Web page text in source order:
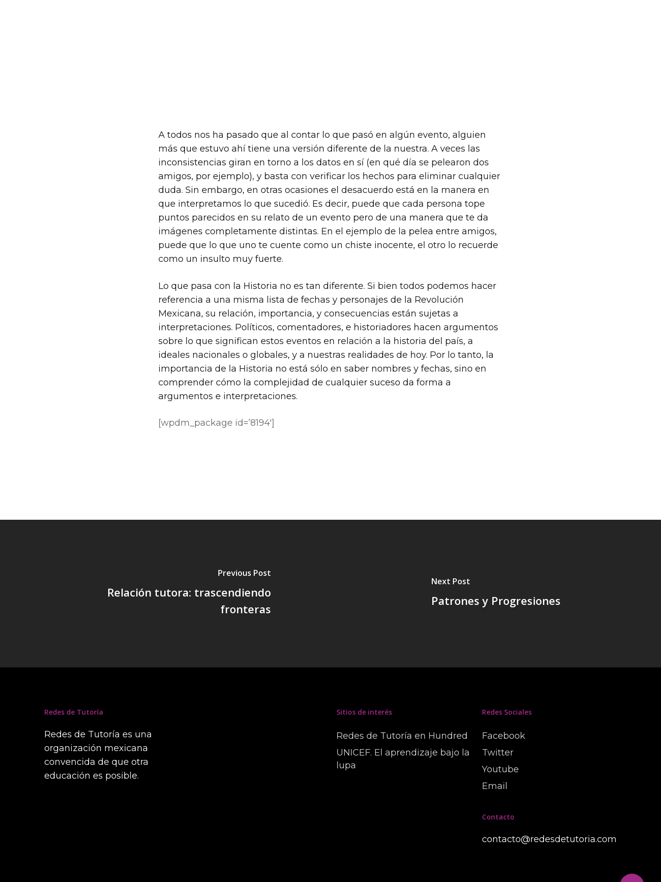
A todos nos ha pasado que al contar lo que pasó en algún evento, alguien
más que estuvo ahí tiene una versión diferente de la nuestra. A veces las
inconsistencias giran en torno a los datos en sí (en qué día se pelearon dos
amigos, por ejemplo), y basta con verificar los hechos para eliminar cualquier
duda. Sin embargo, en otras ocasiones el desacuerdo está en la manera en
que interpretamos lo que sucedió. Es decir, puede que cada persona tope
puntos parecidos en su relato de un evento pero de una manera que te da
imágenes completamente distintas. En el ejemplo de la pelea entre amigos,
puede que lo que uno te cuente como un chiste inocente, el otro lo recuerde
como un insulto muy fuerte.
Lo que pasa con la Historia no es tan diferente. Si bien todos podemos hacer
referencia a una misma lista de fechas y personajes de la Revolución
Mexicana, su relación, importancia, y consecuencias están sujetas a
interpretaciones. Políticos, comentadores, e historiadores hacen argumentos
sobre lo que significan estos eventos en relación a la historia del país, a
ideales nacionales o globales, y a nuestras realidades de hoy. Por lo tanto, la
importancia de la Historia no está sólo en saber nombres y fechas, sino en
comprender cómo la complejidad de cualquier suceso da forma a
argumentos e interpretaciones.
[wpdm_package id=’8194′]
Previous Post
Relación tutora: trascendiendo
fronteras
Next Post
Patrones y Progresiones
Redes de Tutoría
Redes de Tutoría es una
organización mexicana
convencida de que otra
educación es posible.
Sitios de interés
Redes de Tutoría en Hundred
UNICEF. El aprendizaje bajo la
lupa
Redes Sociales
Facebook
Twitter
Youtube
Email
Contacto
contacto@redesdetutoria.com